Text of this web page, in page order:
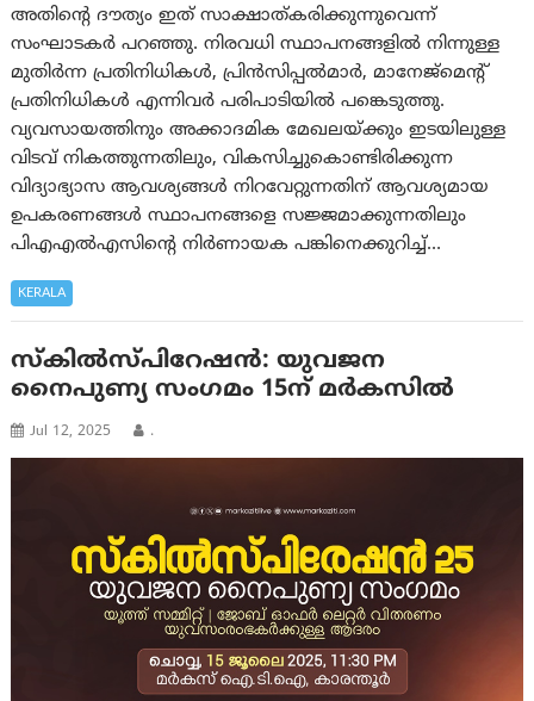
അതിന്റെ ദൗത്യം ഇത് സാക്ഷാത്കരിക്കുന്നുവെന്ന്
സംഘാടകർ പറഞ്ഞു. നിരവധി സ്ഥാപനങ്ങളിൽ നിന്നുള്ള
മുതിർന്ന പ്രതിനിധികൾ, പ്രിൻസിപ്പൽമാർ, മാനേജ്‌മെന്റ്
പ്രതിനിധികൾ എന്നിവർ പരിപാടിയിൽ പങ്കെടുത്തു.
വ്യവസായത്തിനും അക്കാദമിക മേഖലയ്ക്കും ഇടയിലുള്ള
വിടവ് നികത്തുന്നതിലും, വികസിച്ചുകൊണ്ടിരിക്കുന്ന
വിദ്യാഭ്യാസ ആവശ്യങ്ങൾ നിറവേറ്റുന്നതിന് ആവശ്യമായ
ഉപകരണങ്ങൾ സ്ഥാപനങ്ങളെ സജ്ജമാക്കുന്നതിലും
പിഎഎൽഎസിന്റെ നിർണായക പങ്കിനെക്കുറിച്ച്…
KERALA
സ്‌കിൽസ്പിറേഷൻ: യുവജന
നൈപുണ്യ സംഗമം 15ന് മർകസിൽ
Jul 12, 2025 .